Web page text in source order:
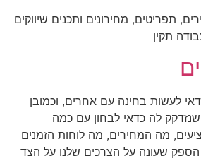
תפריטים, מחירונים ותכנים שיווקים
תקין
לעשות בחינה עם אחרים, וכמובן
לה כדאי לבחון עם כמה
מה המחירים, מה לוחות הזמנים
הספק שעונה על הצרכים שלנו על הצד